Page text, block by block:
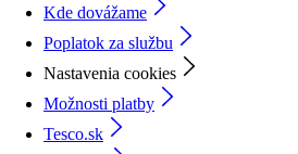
Kde dovážame
Poplatok za službu
Nastavenia cookies
Možnosti platby
Tesco.sk